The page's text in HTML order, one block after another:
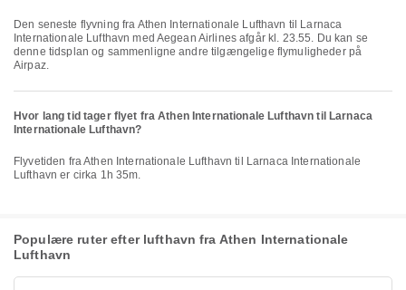
Den seneste flyvning fra Athen Internationale Lufthavn til Larnaca
Internationale Lufthavn med Aegean Airlines afgår kl. 23.55. Du kan se
denne tidsplan og sammenligne andre tilgængelige flymuligheder på
Airpaz.
Hvor lang tid tager flyet fra Athen Internationale Lufthavn til Larnaca
Internationale Lufthavn?
Flyvetiden fra Athen Internationale Lufthavn til Larnaca Internationale
Lufthavn er cirka 1h 35m.
Populære ruter efter lufthavn fra Athen Internationale
Lufthavn